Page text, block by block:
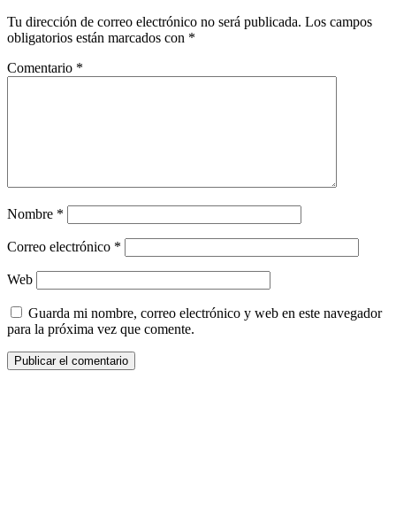
Tu dirección de correo electrónico no será publicada. Los campos
obligatorios están marcados con *
Comentario *
Nombre *
Correo electrónico *
Web
Guarda mi nombre, correo electrónico y web en este navegador
para la próxima vez que comente.